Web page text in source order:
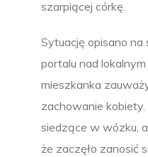
szarpiącej córkę.
Sytuację opisano na
portalu nad
mieszkanka
zachowanie kobiety.
siedzące w wózku,
że zaczęło zanosić